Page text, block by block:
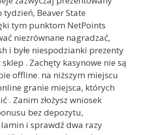
Beaver State
tym punktom NetPoints
niezrównane nagradzać,
i byłe niespodzianki prezenty
. Zachęty kasynowe nie są
offline. na niższym miejscu
granie miejsca, których
. Zanim złożysz wniosek
bez depozytu,
i sprawdź dwa razy